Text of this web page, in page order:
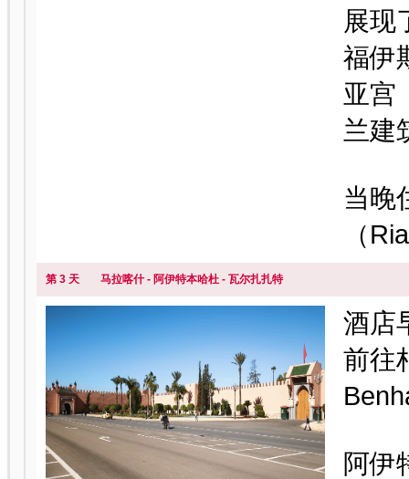
展现
福伊
亚宫
兰建
当晚
（
第 3 天 马拉喀什 - 阿伊特本哈杜 - 瓦尔扎扎特
酒店
前往
阿伊